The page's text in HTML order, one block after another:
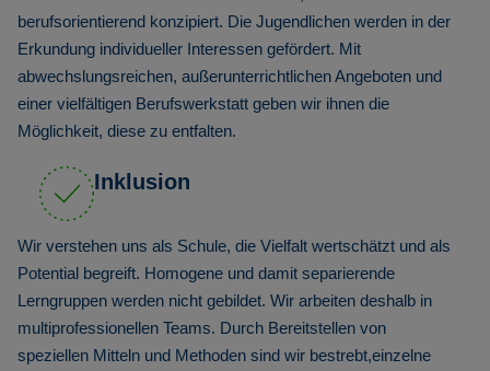
berufsorientierend konzipiert. Die Jugendlichen werden in der
Erkundung individueller Interessen gefördert. Mit
abwechslungsreichen, außerunterrichtlichen Angeboten und
einer vielfältigen Berufswerkstatt geben wir ihnen die
Möglichkeit, diese zu entfalten.
Inklusion
Wir verstehen uns als Schule, die Vielfalt wertschätzt und als
Potential begreift. Homogene und damit separierende
Lerngruppen werden nicht gebildet. Wir arbeiten deshalb in
multiprofessionellen Teams. Durch Bereitstellen von
speziellen Mitteln und Methoden sind wir bestrebt,einzelne